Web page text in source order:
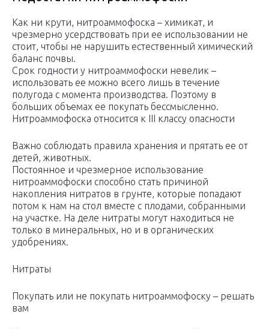
Как ни крути, нитроаммофоска – химикат, и
чрезмерно усердствовать при ее использовании не
стоит, чтобы не нарушить естественный химический
баланс почвы.
Срок годности у нитроаммофоски невелик –
использовать ее можно всего лишь в течение
полугода с момента производства. Поэтому в
больших объемах ее покупать бессмысленно.
Нитроаммофоска относится к III классу опасности
Важно соблюдать правила хранения и прятать ее от
детей, животных.
Постоянное и чрезмерное использование
нитроаммофоски способно стать причиной
накопления нитратов в грунте, которые попадают
потом к нам на стол вместе с плодами, собранными
на участке. На деле нитраты могут находиться не
только в минеральных, но и в органических
удобрениях.
Нитраты
Покупать или не покупать нитроаммофоску – решать
вам